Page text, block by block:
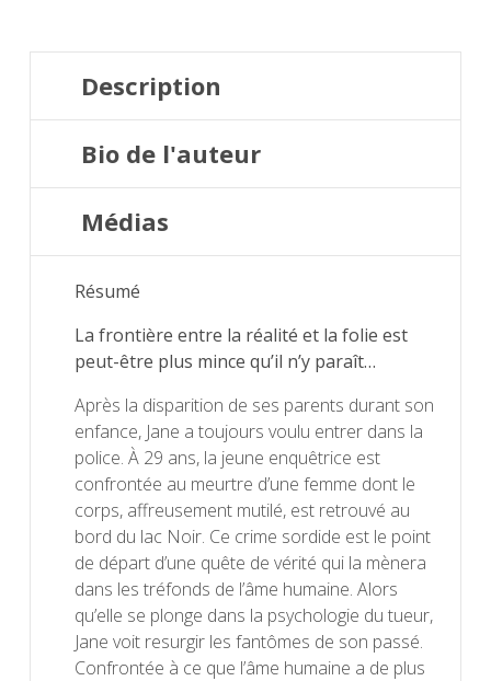
Description
Bio de l'auteur
Médias
Résumé
La frontière entre la réalité et la folie est
peut-être plus mince qu’il n’y paraît…
Après la disparition de ses parents durant son
enfance, Jane a toujours voulu entrer dans la
police. À 29 ans, la jeune enquêtrice est
confrontée au meurtre d’une femme dont le
corps, affreusement mutilé, est retrouvé au
bord du lac Noir. Ce crime sordide est le point
de départ d’une quête de vérité qui la mènera
dans les tréfonds de l’âme humaine. Alors
qu’elle se plonge dans la psychologie du tueur,
Jane voit resurgir les fantômes de son passé.
Confrontée à ce que l’âme humaine a de plus